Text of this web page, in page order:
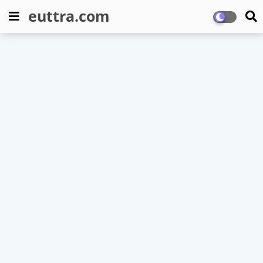
euttra.com